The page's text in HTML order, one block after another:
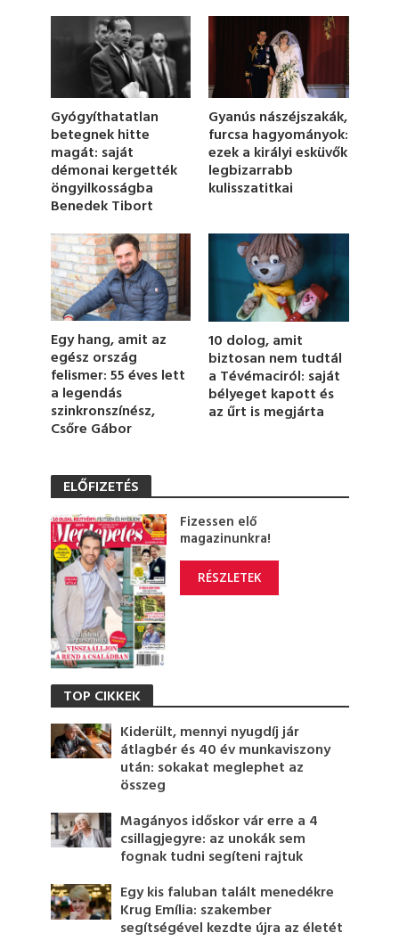
m
i
n
u
t
e
,
s
e
c
o
n
d
s
Gyógyíthatatlan
betegnek hitte
magát: saját
démonai kergették
öngyilkosságba
Benedek Tibort
Gyanús nászéjszakák,
furcsa hagyományok:
ezek a királyi esküvők
legbizarrabb
kulisszatitkai
Egy hang, amit az
egész ország
felismer: 55 éves lett
a legendás
szinkronszínész,
Csőre Gábor
10 dolog, amit
biztosan nem tudtál
a Tévémaciról: saját
bélyeget kapott és
az űrt is megjárta
ELŐFIZETÉS
Fizessen elő
magazinunkra!
RÉSZLETEK
TOP CIKKEK
Kiderült, mennyi nyugdíj jár
átlagbér és 40 év munkaviszony
után: sokakat meglephet az
összeg
Magányos időskor vár erre a 4
csillagjegyre: az unokák sem
fognak tudni segíteni rajtuk
Egy kis faluban talált menedékre
Krug Emília: szakember
segítségével kezdte újra az életét